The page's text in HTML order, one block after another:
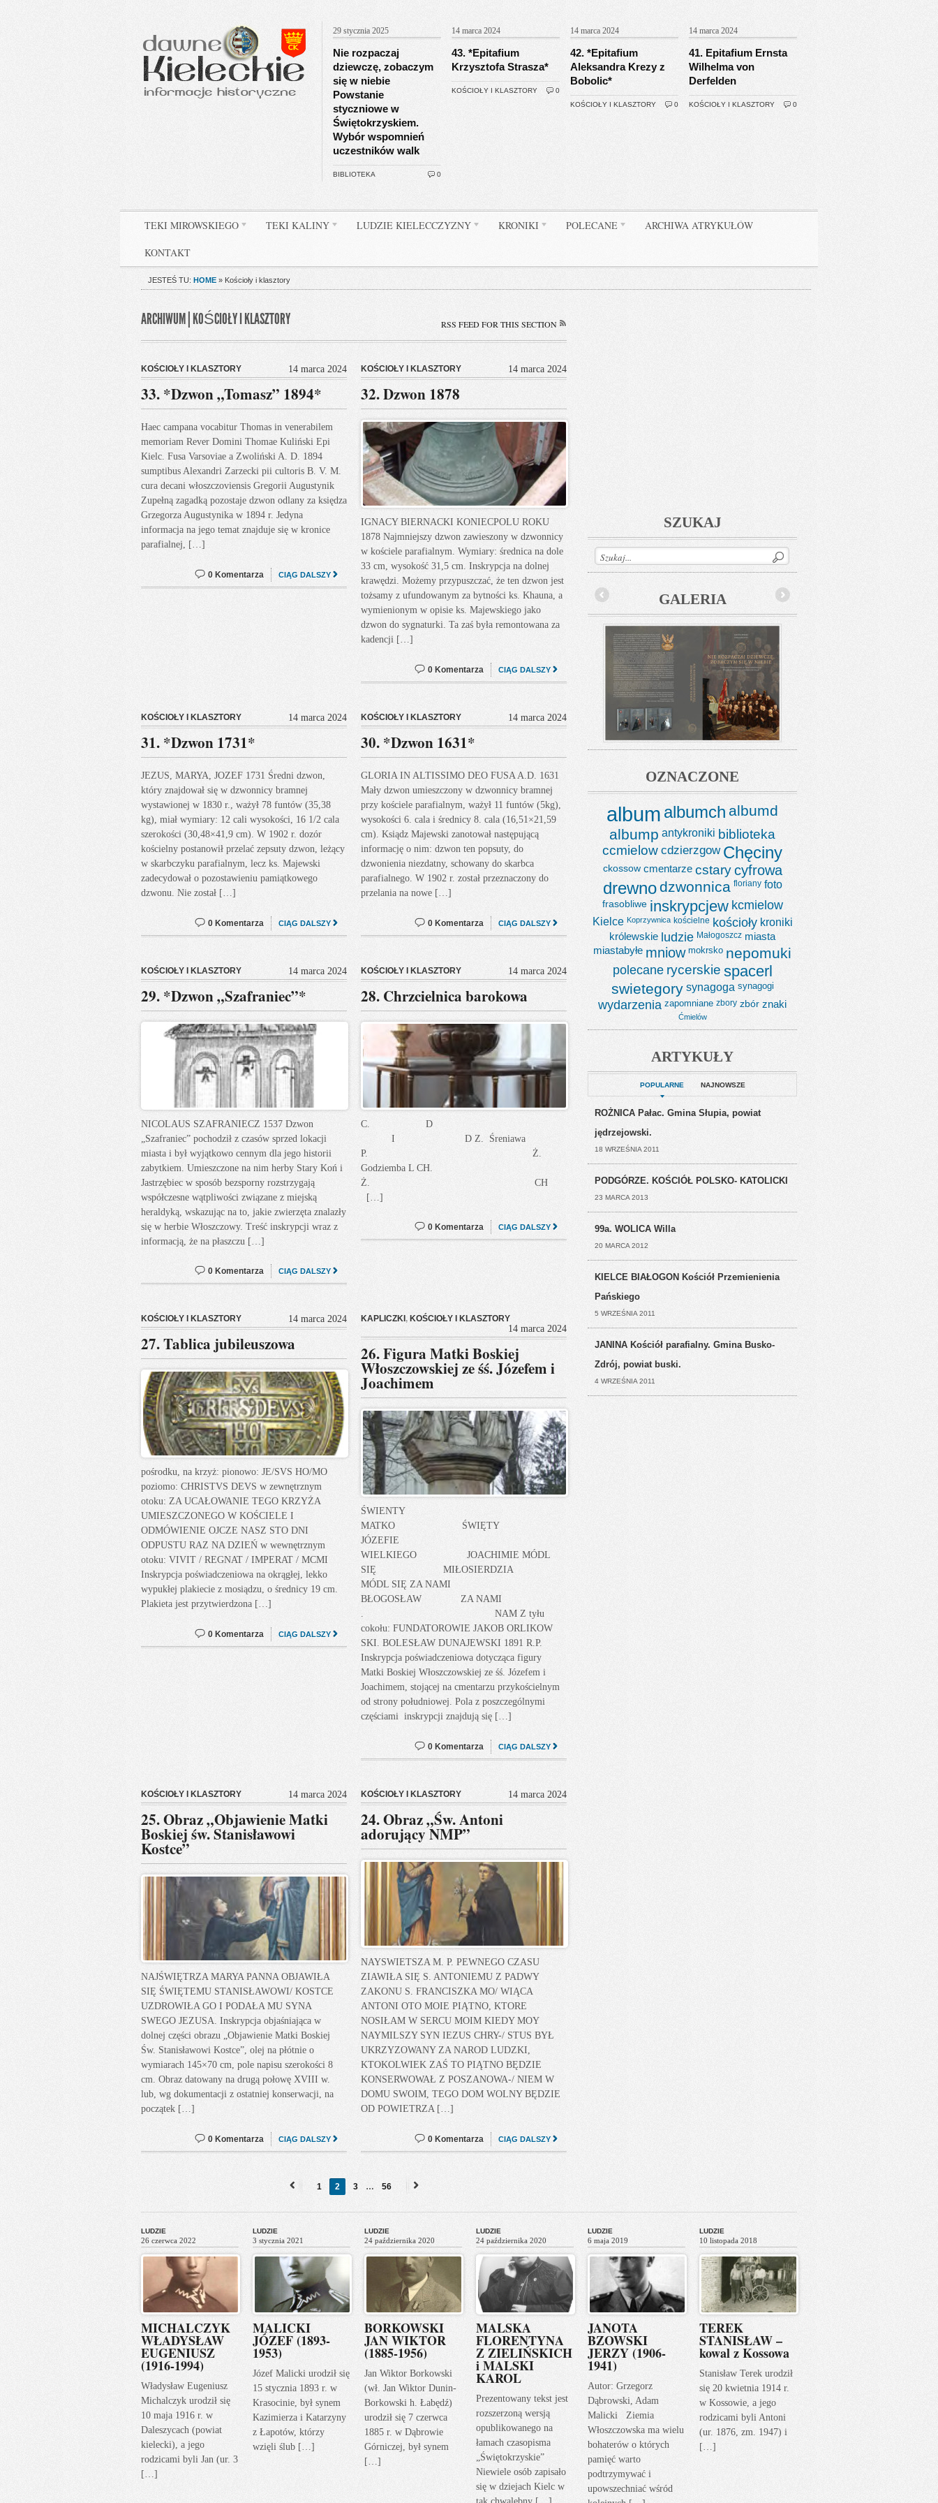
29 stycznia 2025
Nie rozpaczaj
dziewczę, zobaczym
się w niebie
Powstanie
styczniowe w
Świętokrzyskiem.
Wybór wspomnień
uczestników walk
BIBLIOTEKA 0
14 marca 2024
43. *Epitafium
Krzysztofa Strasza*
KOŚCIOŁY I KLASZTORY 0
14 marca 2024
42. *Epitafium
Aleksandra Krezy z
Bobolic*
KOŚCIOŁY I KLASZTORY 0
14 marca 2024
41. Epitafium Ernsta
Wilhelma von
Derfelden
KOŚCIOŁY I KLASZTORY 0
TEKI MIROWSKIEGO TEKI KALINY LUDZIE KIELECCZYZNY KRONIKI POLECANE ARCHIWA ATRYKUŁÓW
KONTAKT
JESTEŚ TU: HOME » Kościoły i klasztory
ARCHIWUM | KOŚCIOŁY I KLASZTORY RSS FEED FOR THIS SECTION
KOŚCIOŁY I KLASZTORY 14 marca 2024
33. *Dzwon „Tomasz” 1894*
Haec campana vocabitur Thomas in venerabilem
memoriam Rever Domini Thomae Kuliński Epi
Kielc. Fusa Varsoviae a Zwoliński A. D. 1894
sumptibus Alexandri Zarzecki pii cultoris B. V. M.
cura decani włoszczoviensis Gregorii Augustynik
Zupełną zagadką pozostaje dzwon odlany za księdza
Grzegorza Augustynika w 1894 r. Jedyna
informacja na jego temat znajduje się w kronice
parafialnej, […]
CIĄG DALSZY
0 Komentarza
KOŚCIOŁY I KLASZTORY 14 marca 2024
32. Dzwon 1878
IGNACY BIERNACKI KONIECPOLU ROKU
1878 Najmniejszy dzwon zawieszony w dzwonnicy
w kościele parafialnym. Wymiary: średnica na dole
33 cm, wysokość 31,5 cm. Inskrypcja na dolnej
krawędzi. Możemy przypuszczać, że ten dzwon jest
tożsamy z ufundowanym za bytności ks. Khauna, a
wymienionym w opisie ks. Majewskiego jako
dzwon do sygnaturki. Ta zaś była remontowana za
kadencji […]
CIĄG DALSZY
0 Komentarza
KOŚCIOŁY I KLASZTORY 14 marca 2024
31. *Dzwon 1731*
JEZUS, MARYA, JOZEF 1731 Średni dzwon,
który znajdował się w dzwonnicy bramnej
wystawionej w 1830 r., ważył 78 funtów (35,38
kg), miał wymiary: 12 cali wysokości, 16 1/2 cala
szerokości (30,48×41,9 cm). W 1902 r. dozór
kościelny postanowił przelać zepsuty dzwon, leżący
w skarbczyku parafialnym, lecz ks. Majewski
zadecydował o pozostawieniu pamiątkowego
dzwonu. Nie został […]
CIĄG DALSZY
0 Komentarza
KOŚCIOŁY I KLASZTORY 14 marca 2024
30. *Dzwon 1631*
GLORIA IN ALTISSIMO DEO FUSA A.D. 1631
Mały dzwon umieszczony w dzwonnicy bramnej
przy kościele parafialnym, ważył 11 funtów (5kg),
wysokości 6. cala i średnicy 8. cala (16,51×21,59
cm). Ksiądz Majewski zanotował następującą
informację o nim: dzwon ten popsuty, do
dzwonienia niezdatny, schowany do skarbca
parafialnego. W 1902 r. został przeznaczony do
przelania na nowe […]
CIĄG DALSZY
0 Komentarza
KOŚCIOŁY I KLASZTORY 14 marca 2024
29. *Dzwon „Szafraniec”*
NICOLAUS SZAFRANIECZ 1537 Dzwon
„Szafraniec” pochodził z czasów sprzed lokacji
miasta i był wyjątkowo cennym dla jego historii
zabytkiem. Umieszczone na nim herby Stary Koń i
Jastrzębiec w sposób bezsporny rozstrzygają
współczesne wątpliwości związane z miejską
heraldyką, wskazując na to, jakie zwierzęta znalazły
się w herbie Włoszczowy. Treść inskrypcji wraz z
informacją, że na płaszczu […]
CIĄG DALSZY
0 Komentarza
KOŚCIOŁY I KLASZTORY 14 marca 2024
28. Chrzcielnica barokowa
C. D
I D Z. Śreniawa
P. Ż.
Godziemba L CH.
Ż. CH
[…]
CIĄG DALSZY
0 Komentarza
KOŚCIOŁY I KLASZTORY 14 marca 2024
27. Tablica jubileuszowa
pośrodku, na krzyż: pionowo: JE/SVS HO/MO
poziomo: CHRISTVS DEVS w zewnętrznym
otoku: ZA UCAŁOWANIE TEGO KRZYŻA
UMIESZCZONEGO W KOŚCIELE I
ODMÓWIENIE OJCZE NASZ STO DNI
ODPUSTU RAZ NA DZIEŃ w wewnętrznym
otoku: VIVIT / REGNAT / IMPERAT / MCMI
Inskrypcja poświadczeniowa na okrągłej, lekko
wypukłej plakiecie z mosiądzu, o średnicy 19 cm.
Plakieta jest przytwierdzona […]
CIĄG DALSZY
0 Komentarza
KAPLICZKI , KOŚCIOŁY I KLASZTORY
14 marca 2024
26. Figura Matki Boskiej
Włoszczowskiej ze śś. Józefem i
Joachimem
ŚWIENTY
MATKO ŚWIĘTY
JÓZEFIE
WIELKIEGO JOACHIMIE MÓDL
SIĘ MIŁOSIERDZIA
MÓDL SIĘ ZA NAMI
BŁOGOSŁAW ZA NAMI
. NAM Z tyłu
cokołu: FUNDATOROWIE JAKOB ORLIKOW
SKI. BOLESŁAW DUNAJEWSKI 1891 R.P.
Inskrypcja poświadczeniowa dotycząca figury
Matki Boskiej Włoszczowskiej ze śś. Józefem i
Joachimem, stojącej na cmentarzu przykościelnym
od strony południowej. Pola z poszczególnymi
częściami inskrypcji znajdują się […]
CIĄG DALSZY
0 Komentarza
KOŚCIOŁY I KLASZTORY 14 marca 2024
25. Obraz „Objawienie Matki
Boskiej św. Stanisławowi
Kostce”
NAJŚWIĘTRZA MARYA PANNA OBJAWIŁA
SIĘ ŚWIĘTEMU STANISŁAWOWI/ KOSTCE
UZDROWIŁA GO I PODAŁA MU SYNA
SWEGO JEZUSA. Inskrypcja objaśniająca w
dolnej części obrazu „Objawienie Matki Boskiej
Św. Stanisławowi Kostce”, olej na płótnie o
wymiarach 145×70 cm, pole napisu szerokości 8
cm. Obraz datowany na drugą połowę XVIII w.
lub, wg dokumentacji z ostatniej konserwacji, na
początek […]
CIĄG DALSZY
0 Komentarza
KOŚCIOŁY I KLASZTORY 14 marca 2024
24. Obraz „Św. Antoni
adorujący NMP”
NAYSWIETSZA M. P. PEWNEGO CZASU
ZIAWIŁA SIĘ S. ANTONIEMU Z PADWY
ZAKONU S. FRANCISZKA MO/ WIĄCA
ANTONI OTO MOIE PIĄTNO, KTORE
NOSIŁAM W SERCU MOIM KIEDY MOY
NAYMILSZY SYN IEZUS CHRY-/ STUS BYŁ
UKRZYZOWANY ZA NAROD LUDZKI,
KTOKOLWIEK ZAŚ TO PIĄTNO BĘDZIE
KONSERWOWAŁ Z POSZANOWA-/ NIEM W
DOMU SWOIM, TEGO DOM WOLNY BĘDZIE
OD POWIETRZA […]
CIĄG DALSZY
0 Komentarza
Previous
1 2 3 …
56
»
SZUKAJ
GALERIA
OZNACZONE
album albumch albumd
albump antykroniki biblioteka
ccmielow cdzierzgow Chęciny
ckossow cmentarze cstary cyfrowa
drewnodzwonnica floriany foto
frasobliwe inskrypcjew kcmielow
Kielce Koprzywnica kościelne kościoły kroniki
królewskie ludzie Małogoszcz miasta
miastabyłe mniow mokrsko nepomuki
polecane rycerskie spacerl
swietegory synagoga synagogi
wydarzenia zapomniane zbory zbór znaki
Ćmielów
ARTYKUŁY
POPULARNE NAJNOWSZE
ROŻNICA Pałac. Gmina Słupia, powiat
jędrzejowski.
18 WRZEŚNIA 2011
PODGÓRZE. KOŚCIÓŁ POLSKO- KATOLICKI
23 MARCA 2013
99a. WOLICA Willa
20 MARCA 2012
KIELCE BIAŁOGON Kościół Przemienienia
Pańskiego
5 WRZEŚNIA 2011
JANINA Kościół parafialny. Gmina Busko-
Zdrój, powiat buski.
4 WRZEŚNIA 2011
LUDZIE
26 czerwca 2022
MICHALCZYK
WŁADYSŁAW
EUGENIUSZ
(1916-1994)
Władysław Eugeniusz
Michalczyk urodził się
10 maja 1916 r. w
Daleszycach (powiat
kielecki), a jego
rodzicami byli Jan (ur. 3
[…]
LUDZIE
3 stycznia 2021
MALICKI
JÓZEF (1893-
1953)
Józef Malicki urodził się
15 stycznia 1893 r. w
Krasocinie, był synem
Kazimierza i Katarzyny
z Łapotów, którzy
wzięli ślub […]
LUDZIE
24 października 2020
BORKOWSKI
JAN WIKTOR
(1885-1956)
Jan Wiktor Borkowski
(wł. Jan Wiktor Dunin-
Borkowski h. Łabędź)
urodził się 7 czerwca
1885 r. w Dąbrowie
Górniczej, był synem
[…]
LUDZIE
24 października 2020
MALSKA
FLORENTYNA
Z ZIELIŃSKICH
i MALSKI
KAROL
Prezentowany tekst jest
rozszerzoną wersją
opublikowanego na
łamach czasopisma
„Świętokrzyskie”
Niewiele osób zapisało
się w dziejach Kielc w
LUDZIE
6 maja 2019
JANOTA
BZOWSKI
JERZY (1906-
1941)
Autor: Grzegorz
Dąbrowski, Adam
Malicki Ziemia
Włoszczowska ma wielu
bohaterów o których
pamięć warto
podtrzymywać i
upowszechniać wśród
LUDZIE
10 listopada 2018
TEREK
STANISŁAW –
kowal z Kossowa
Stanisław Terek urodził
się 20 kwietnia 1914 r.
w Kossowie, a jego
rodzicami byli Antoni
(ur. 1876, zm. 1947) i
[…]